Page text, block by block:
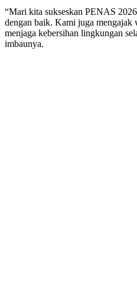
“Mari kita sukseskan PENAS
dengan baik. Kami juga mengajak
menjaga kebersihan lingkungan
imbaunya.